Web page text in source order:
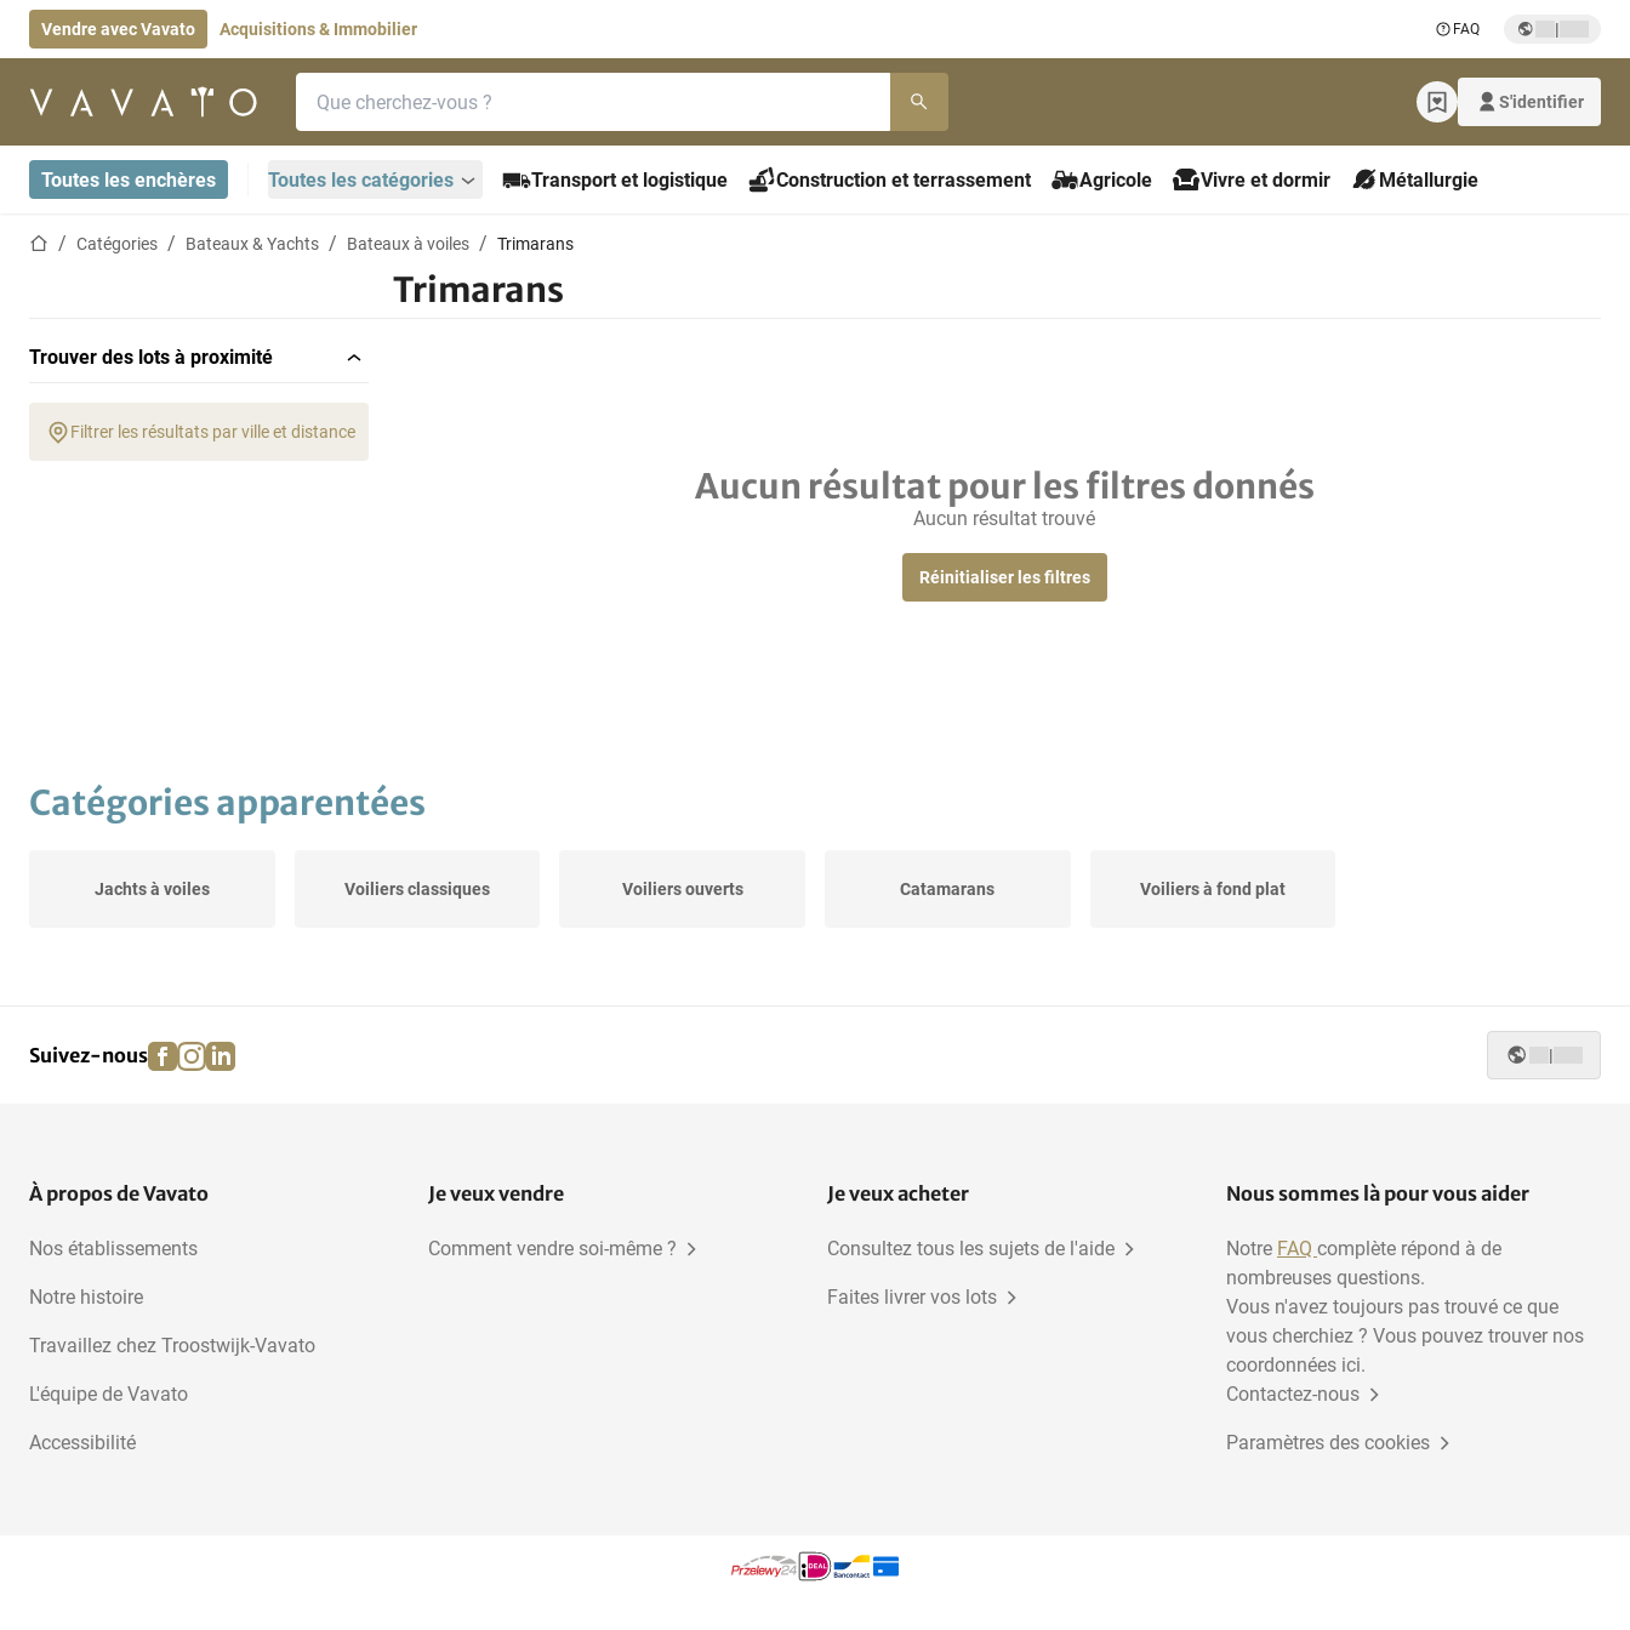
Vendre avec Vavato Acquisitions & Immobilier FAQ |
Page d'accueil S'identifier
Toutes les enchères Toutes les catégories Transport et logistique Construction et terrassement Agricole Vivre et dormir Métallurgie
Page d'accueil
Catégories Bateaux & Yachts Bateaux à voiles Trimarans
Trimarans
Trouver des lots à proximité
Filtrer les résultats par ville et distance
Aucun résultat pour les filtres donnés
Aucun résultat trouvé
Réinitialiser les filtres
Catégories apparentées
Jachts à voiles Voiliers classiques Voiliers ouverts Catamarans Voiliers à fond plat
Suivez-nous facebook
instagram
linkedin |
À propos de Vavato
Nos établissements
Notre histoire
Travaillez chez Troostwijk-Vavato
L'équipe de Vavato
Accessibilité
Je veux vendre
Comment vendre soi-même ?
Je veux acheter
Consultez tous les sujets de l'aide
Faites livrer vos lots
Nous sommes là pour vous aider
Notre FAQ complète répond à de
nombreuses questions.
Vous n'avez toujours pas trouvé ce que
vous cherchiez ? Vous pouvez trouver nos
coordonnées ici.
Contactez-nous
Paramètres des cookies